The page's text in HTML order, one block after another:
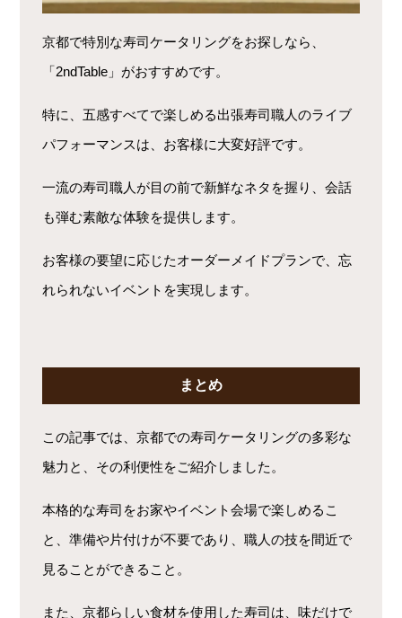
京都で特別な寿司ケータリングをお探しなら、
「2ndTable」がおすすめです。
特に、五感すべてで楽しめる出張寿司職人のライブ
パフォーマンスは、お客様に大変好評です。
一流の寿司職人が目の前で新鮮なネタを握り、会話
も弾む素敵な体験を提供します。
お客様の要望に応じたオーダーメイドプランで、忘
れられないイベントを実現します。
まとめ
この記事では、京都での寿司ケータリングの多彩な
魅力と、その利便性をご紹介しました。
本格的な寿司をお家やイベント会場で楽しめるこ
と、準備や片付けが不要であり、職人の技を間近で
見ることができること。
また、京都らしい食材を使用した寿司は、味だけで